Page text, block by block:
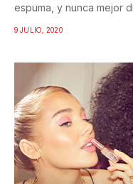
espuma, y nunca mejor
9 JULIO, 2020